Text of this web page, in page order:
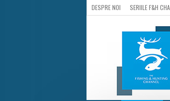
DESPRE NOI SERIILE F&H